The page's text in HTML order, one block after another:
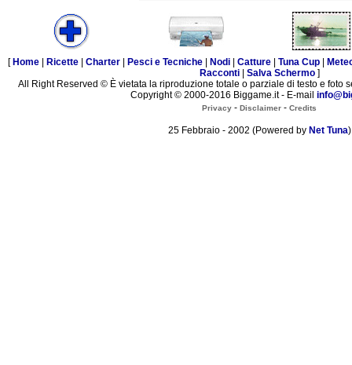
[ Home Ricette Charter Pesci e Tecniche Nodi Catture Tuna Cup
Racconti| Salva Schermo]
All Right Reserved © È vietata la riproduzione totale o parziale di testo e foto
Copyright © 2000-2016 Biggame.it - E-mail
Privacy - Disclaimer - Credits
25 Febbraio - 2002 (Powered by Net Tuna)